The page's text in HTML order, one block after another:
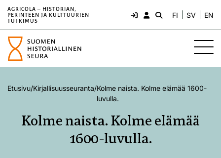
AGRICOLA – HISTORIAN,
PERINTEEN JA KULTTUURIEN
TUTKIMUS
FI SV EN
Etusivu/Kirjallisuusseuranta/Kolme naista. Kolme elämää 1600-
luvulla.
Kolme naista. Kolme elämää
1600-luvulla.